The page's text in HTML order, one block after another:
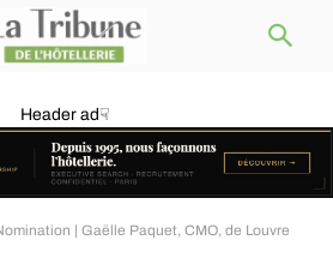
Header ad☟
| Gaëlle Paquet, CMO, de Louvre